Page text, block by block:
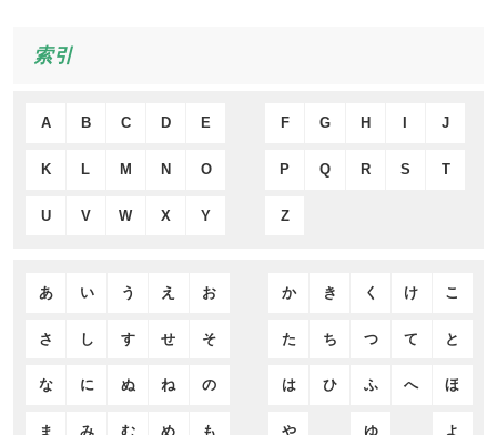
索引
A B C D E F G H J
K L M N O P Q R S T
U V W X Y Z
あ い う え お か き く け こ
さ し す せ そ た ち つ て と
な に ぬ ね の は ひ ふ へ ほ
ま み む め も や ゆ よ